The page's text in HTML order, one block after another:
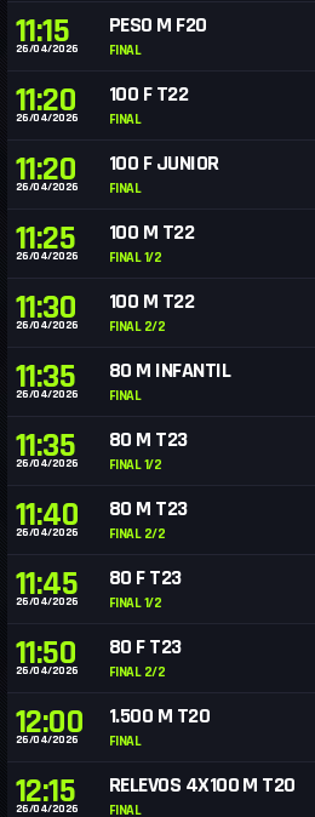
11:15
26/04/2026
PESO M F20
FINAL
11:20
26/04/2026
100 F T22
FINAL
11:20
26/04/2026
100 F JUNIOR
FINAL
11:25
26/04/2026
100 M T22
FINAL 1/2
11:30
26/04/2026
100 M T22
FINAL 2/2
11:35
26/04/2026
80 M INFANTIL
FINAL
11:35
26/04/2026
80 M T23
FINAL 1/2
11:40
26/04/2026
80 M T23
FINAL 2/2
11:45
26/04/2026
80 F T23
FINAL 1/2
11:50
26/04/2026
80 F T23
FINAL 2/2
12:00
26/04/2026
1.500 M T20
FINAL
12:15
26/04/2026
RELEVOS 4X100 M T20
FINAL